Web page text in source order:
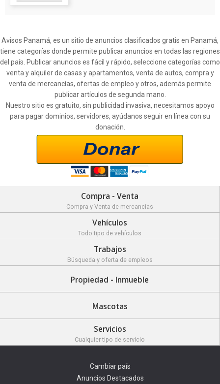
Avisos Panamá, es un sitio de anuncios clasificados gratis en Panamá,
tiene categorías donde permite publicar anuncios en todas las regiones
del país. Publicar anuncios es fácil y rápido, seleccione categorías como
venta y alquiler de casas y apartamentos, venta de autos, compra y
venta de mercancías, ofertas de empleo y otros, además permite
publicar artículos de segunda mano.
Nuestro sitio es gratuito, sin publicidad invasiva, necesitamos apoyo
para pagar dominios, servidores, ayúdanos seguir en línea con su
donación.
Compra - Venta
Compra y Venta de mercancías
Vehículos
Todo tipo de vehículos
Trabajos
Búsqueda y oferta de empleos
Propiedad - Inmueble
Mascotas
Servicios
Cualquier tipo de servicio
Cambiar país
Anuncios Destacados